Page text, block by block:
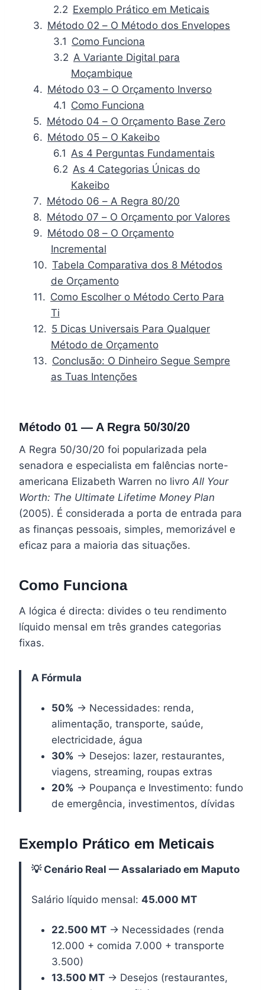
Exemplo Prático em Meticais
Método 02 – O Método dos Envelopes
Como Funciona
A Variante Digital para
Moçambique
Método 03 – O Orçamento Inverso
Como Funciona
Método 04 – O Orçamento Base Zero
Método 05 – O Kakeibo
As 4 Perguntas Fundamentais
As 4 Categorias Únicas do
Kakeibo
Método 06 – A Regra 80/20
Método 07 – O Orçamento por Valores
Método 08 – O Orçamento
Incremental
Tabela Comparativa dos 8 Métodos
de Orçamento
Como Escolher o Método Certo Para
Ti
5 Dicas Universais Para Qualquer
Método de Orçamento
Conclusão: O Dinheiro Segue Sempre
as Tuas Intenções
Método 01 — A Regra 50/30/20
A Regra 50/30/20 foi popularizada pela
senadora e especialista em falências norte-
americana Elizabeth Warren no livro All Your
Worth: The Ultimate Lifetime Money Plan
(2005). É considerada a porta de entrada para
as finanças pessoais, simples, memorizável e
eficaz para a maioria das situações.
Como Funciona
A lógica é directa: divides o teu rendimento
líquido mensal em três grandes categorias
fixas.
A Fórmula
50% → Necessidades: renda,
alimentação, transporte, saúde,
electricidade, água
30% → Desejos: lazer, restaurantes,
viagens, streaming, roupas extras
20% → Poupança e Investimento: fundo
de emergência, investimentos, dívidas
Exemplo Prático em Meticais
💡 Cenário Real — Assalariado em Maputo
Salário líquido mensal: 45.000 MT
22.500 MT → Necessidades (renda
12.000 + comida 7.000 + transporte
3.500)
13.500 MT → Desejos (restaurantes,